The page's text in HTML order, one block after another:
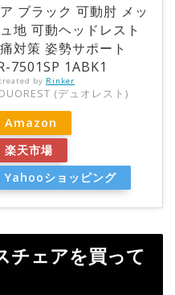
ブラック 可動肘 メッ
地 可動ヘッドレスト
対策 姿勢サポート
7501SP 1ABK1
by Rinker
DUOREST (デュオレスト)
Amazon
楽天市場
Yahooショッピング
チェアを買って